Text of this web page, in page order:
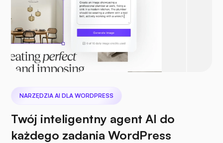
NARZĘDZIA AI DLA WORDPRESS
Twój inteligentny agent AI do
każdego zadania WordPress